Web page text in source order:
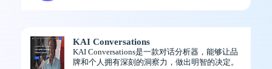
KAI Conversations
KAI Conversations是一款对话分析器，能够让品
牌和个人拥有深刻的洞察力，做出明智的决定。